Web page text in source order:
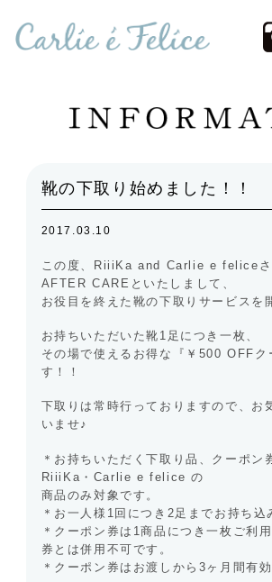
Home
New Item
Photos
About Us
靴の下取り始めました！！
2017.03.10
この度、RiiiKa and Carlie e feliceさ
AFTER CAREといたしまして、
お役目を終えた靴の下取りサービスを
お持ちいただいた靴1足につき一枚、
その場で使えるお得な『￥500 OFFク
す！！
下取りは常時行っておりますので、お
いませ♪
＊お持ちいただく下取り品、クーポン
RiiiKa・Carlie e felice の
商品のみ対象です。
＊お一人様1回につき2足までお持ち込
＊クーポン券は1商品につき一枚ご利
券とは併用不可です。
＊クーポン券はお渡しから3ヶ月間有効